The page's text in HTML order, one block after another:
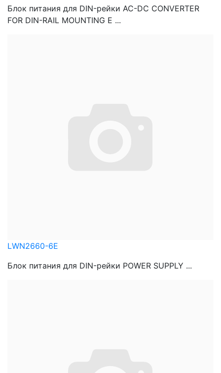
Блок питания для DIN-рейки AC-DC CONVERTER
FOR DIN-RAIL MOUNTING E ...
LWN2660-6E
Блок питания для DIN-рейки POWER SUPPLY ...